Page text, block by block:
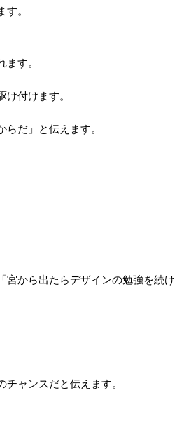
。
す。
付けます。
だ」と伝えます。
宮から出たらデザインの勉強を続け
ャンスだと伝えます。